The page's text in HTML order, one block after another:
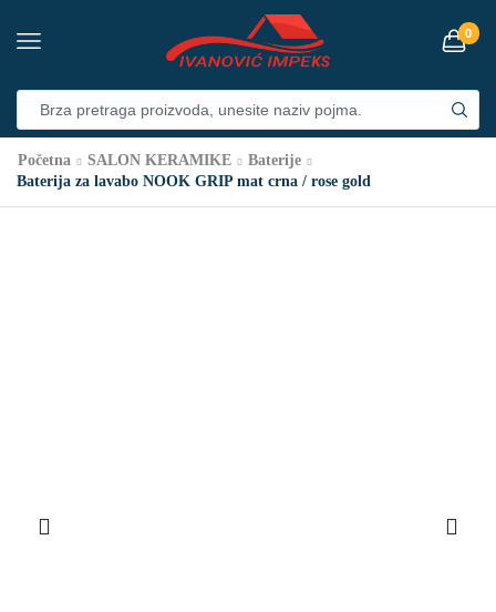
0
Početna SALON KERAMIKE
Baterije
Baterija za lavabo NOOK GRIP mat crna / rose gold